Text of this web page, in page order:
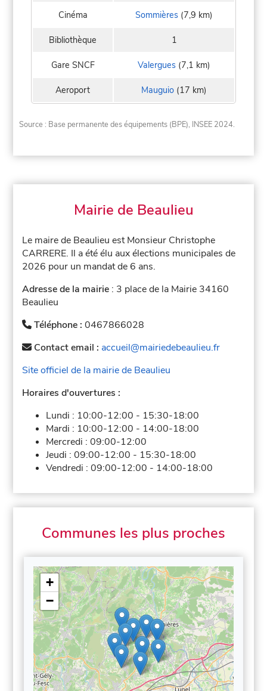
Cinéma Sommières (7,9 km)
Bibliothèque 1
Gare SNCF Valergues (7,1 km)
Aeroport Mauguio (17 km)
Source : Base permanente des équipements (BPE), INSEE 2024.
Mairie de Beaulieu
Le maire de Beaulieu est Monsieur Christophe
CARRERE. Il a été élu aux élections municipales de
2026 pour un mandat de 6 ans.
Adresse de la mairie : 3 place de la Mairie 34160
Beaulieu
Téléphone :0467866028
Contact email : accueil@mairiedebeaulieu.fr
Site officiel de la mairie de Beaulieu
Horaires d'ouvertures :
Lundi : 10:00-12:00 - 15:30-18:00
Mardi : 10:00-12:00 - 14:00-18:00
Mercredi :09:00-12:00
Jeudi :09:00-12:00 - 15:30-18:00
Vendredi :09:00-12:00 - 14:00-18:00
Communes les plus proches
+
−